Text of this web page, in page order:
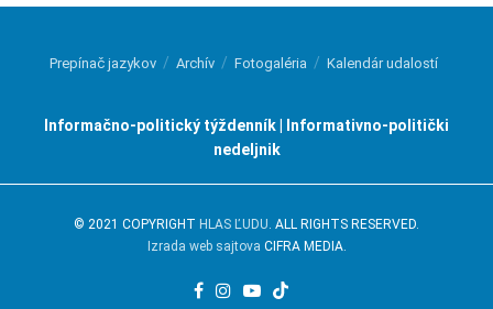
Prepínač jazykov Archív Fotogaléria Kalendár udalostí
Informačno-politický týždenník | Informativno-politički
nedeljnik
© 2021 COPYRIGHT HLAS ĽUDU . ALL RIGHTS RESERVED.
Izrada web sajtova CIFRA MEDIA.